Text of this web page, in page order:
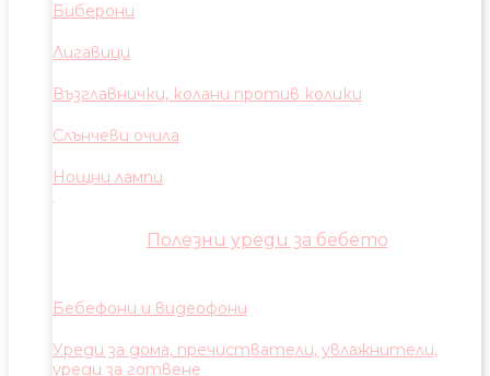
Биберони
Лигавици
Възглавнички, колани против колики
Слънчеви очила
Нощни лампи
Полезни уреди за бебето
Бебефони и видеофони
Уреди за дома, пречистватели, увлажнители,
уреди за готвене